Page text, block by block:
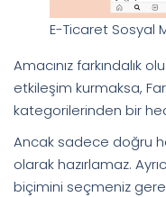
E-Ticaret Sosyal
Amacınız farkındalık
etkileşim kurmaksa,
kategorilerinden bir
Ancak sadece doğru
olarak hazırlamaz.
biçimini seçmeniz